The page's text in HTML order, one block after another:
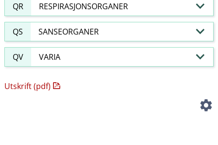
QR RESPIRASJONSORGANER
QS SANSEORGANER
QV VARIA
Utskrift (pdf)